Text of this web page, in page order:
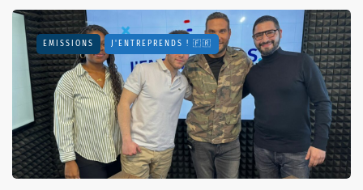
EMISSIONS J'ENTREPRENDS ! 🇫🇷